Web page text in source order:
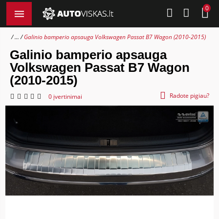
0
... Galinio bamperio apsauga Volkswagen Passat B7 Wagon (2010-2015)
Galinio bamperio apsauga
Volkswagen Passat B7 Wagon
(2010-2015)
0 įvertinimai Radote pigiau?